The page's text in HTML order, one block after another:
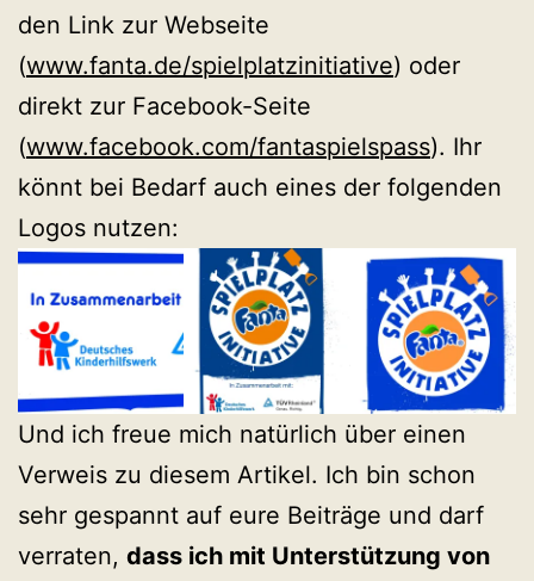
den Link zur Webseite
(www.fanta.de/spielplatzinitiative) oder
direkt zur Facebook-Seite
(www.facebook.com/fantaspielspass). Ihr
könnt bei Bedarf auch eines der folgenden
Logos nutzen:
Und ich freue mich natürlich über einen
Verweis zu diesem Artikel. Ich bin schon
sehr gespannt auf eure Beiträge und darf
verraten, dass ich mit Unterstützung von